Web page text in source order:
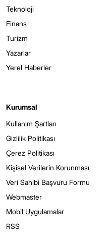
Teknoloji
Finans
Turizm
Yazarlar
Yerel Haberler
Kurumsal
Kullanım Şartları
Gizlilik Politikası
Çerez Politikası
Kişisel Verilerin Korunması
Veri Sahibi Başvuru Formu
Webmaster
Mobil Uygulamalar
RSS